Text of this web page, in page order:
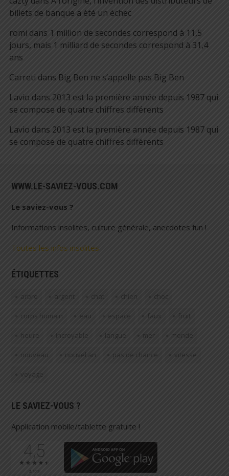
billets de banque a été un échec
romi dans 1 million de secondes correspond à 11,5
jours, mais 1 milliard de secondes correspond à 31,4
ans
Carreti dans Big Ben ne s’appelle pas Big Ben
Lavio dans 2013 est la première année depuis 1987 qui
se compose de quatre chiffres différents
Lavio dans 2013 est la première année depuis 1987 qui
se compose de quatre chiffres différents
WWW.LE-SAVIEZ-VOUS.COM
Le saviez-vous ?
Informations insolites, culture générale, anecdotes fun !
Toutes les infos insolites
ÉTIQUETTES
arbre argent chat chien choc
corps humain eau espace faux fruit
heure incroyable langue mer monde
nouveau nouvel an pas de chance vitesse
voyage
LE SAVIEZ-VOUS ?
Application mobile/tablette gratuite !